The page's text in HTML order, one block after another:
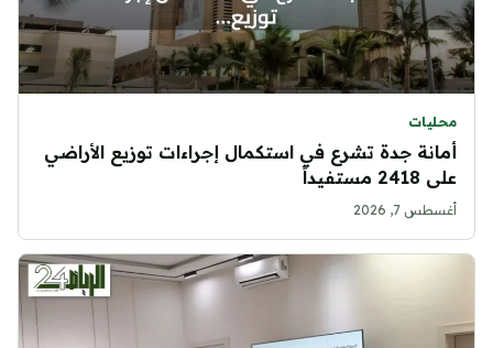
محليات
أمانة جدة تشرع في استكمال إجراءات توزيع الأراضي
على 2418 مستفيداً
أغسطس 7, 2026